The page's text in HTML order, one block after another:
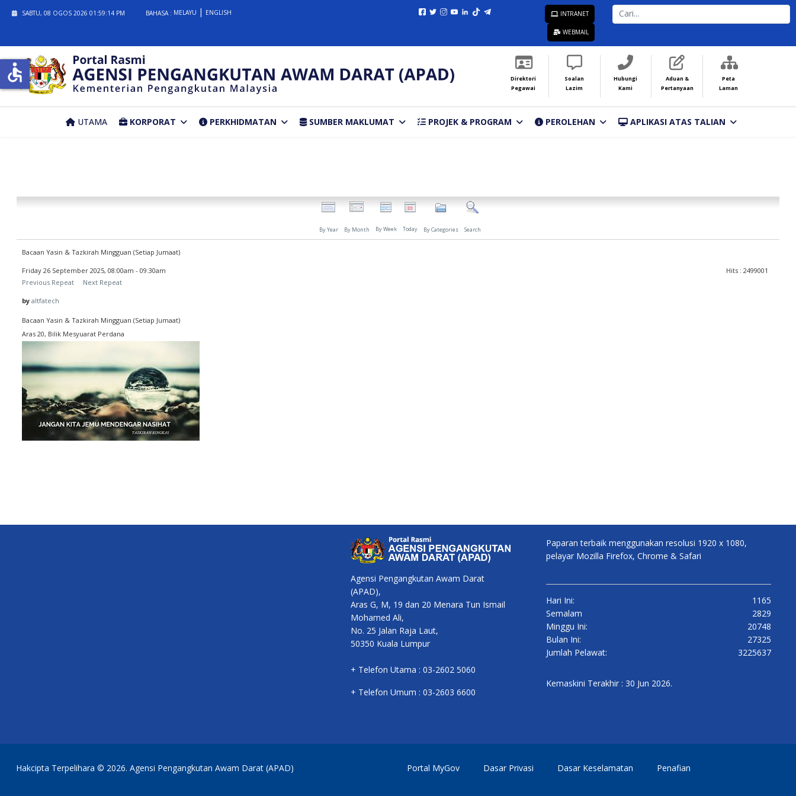
SABTU, 08 OGOS 2026 01:59:14 PM BAHASA : MELAYU ENGLISH INTRANET
WEBMAIL
CARI...
Direktori
Pegawai
Soalan
Lazim
Hubungi
Kami
Aduan &
Pertanyaan
Peta
Laman
UTAMA KORPORAT PERKHIDMATAN SUMBER MAKLUMAT PROJEK & PROGRAM PEROLEHAN APLIKASI ATAS TALIAN
By Year By Month By Week Today By Categories Search
Bacaan Yasin & Tazkirah Mingguan (Setiap Jumaat)
Friday 26 September 2025, 08:00am - 09:30am
Previous Repeat
Next Repeat
Hits : 2499001
by altfatech
Bacaan Yasin & Tazkirah Mingguan (Setiap Jumaat)
Aras 20, Bilik Mesyuarat Perdana
Agensi Pengangkutan Awam Darat
(APAD),
Aras G, M, 19 dan 20 Menara Tun Ismail
Mohamed Ali,
No. 25 Jalan Raja Laut,
50350 Kuala Lumpur
+ Telefon Utama : 03-2602 5060
+ Telefon Umum : 03-2603 6600
Paparan terbaik menggunakan resolusi 1920 x 1080,
pelayar Mozilla Firefox, Chrome & Safari
Hari Ini:
1165
Semalam
2829
Minggu Ini:
20748
Bulan Ini:
27325
Jumlah Pelawat:
3225637
Kemaskini Terakhir : 30 Jun 2026.
Hakcipta Terpelihara © 2026. Agensi Pengangkutan Awam Darat (APAD) Portal MyGov Dasar Privasi Dasar Keselamatan Penafian
accessible